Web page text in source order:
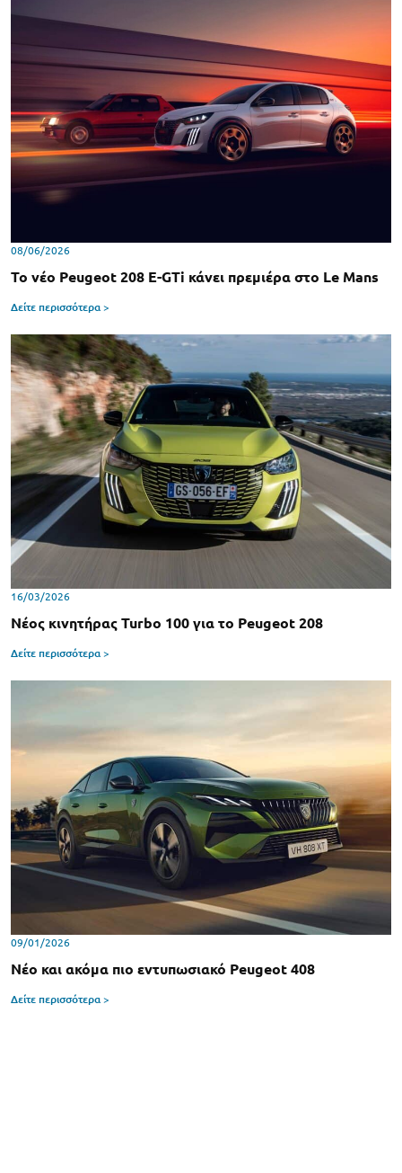
08/06/2026
Το νέο Peugeot 208 E-GTi κάνει πρεμιέρα στο Le Mans
Δείτε περισσότερα >
16/03/2026
Νέος κινητήρας Turbo 100 για το Peugeot 208
Δείτε περισσότερα >
09/01/2026
Νέο και ακόμα πιο εντυπωσιακό Peugeot 408
Δείτε περισσότερα >